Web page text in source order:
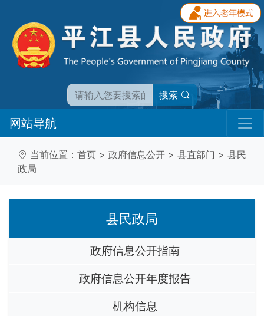
搜索
网站导航
当前位置： 首页 > 政府信息公开 > 县直部门 > 县民
政局
县民政局
政府信息公开指南
政府信息公开年度报告
机构信息